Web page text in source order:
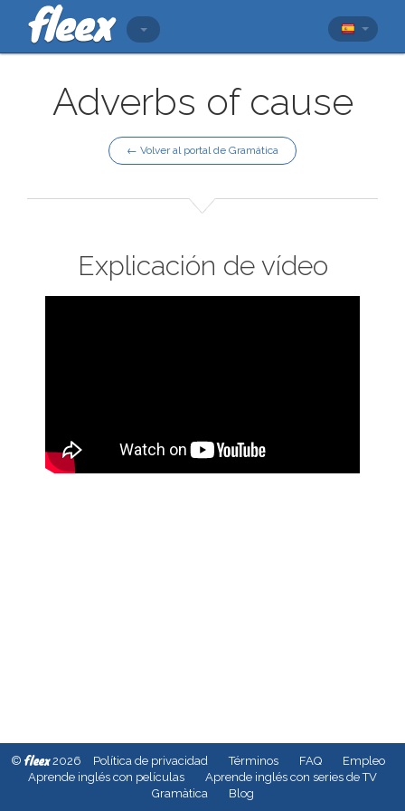
Adverbs of cause
← Volver al portal de Gramática
Explicación de vídeo
© fleex2026 Política de privacidad Términos FAQ
Empleo
Aprende inglés con películas
Aprende inglés con series de TV
Gramàtica
Blog